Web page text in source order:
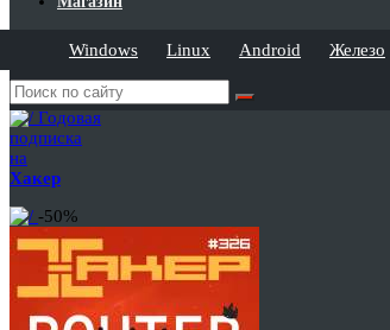
Windows Linux Android Железо
Годовая
подписка
на
Хакер
-50%